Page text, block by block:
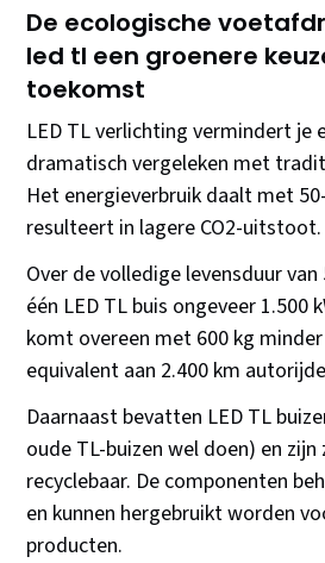
De ecologische
led tl een groenere
toekomst
LED TL verlichting vermindert je
dramatisch vergeleken met
Het energieverbruik daalt met
resulteert in lagere CO2-uitstoot.
Over de volledige levensduur
één LED TL buis ongeveer 1.500
komt overeen met 600 kg
equivalent aan 2.400 km
Daarnaast bevatten LED TL
oude TL-buizen wel doen) en zijn
recyclebaar. De componenten
en kunnen hergebruikt worden
producten.